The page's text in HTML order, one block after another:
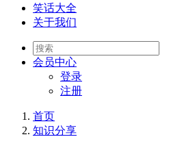
笑话大全
关于我们
会员中心
登录
注册
首页
知识分享